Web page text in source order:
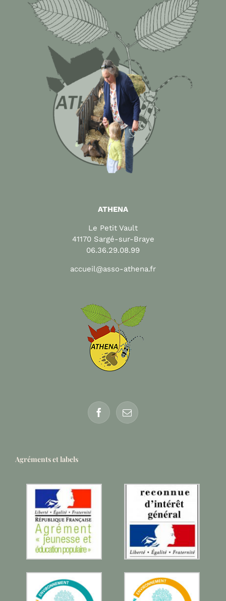
ATHENA
Le Petit Vault
41170 Sargé-sur-Braye
06.36.29.08.99
accueil@asso-athena.fr
Agréments et labels